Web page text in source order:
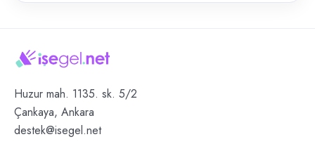
Huzur mah. 1135. sk. 5/2
Çankaya, Ankara
destek@isegel.net